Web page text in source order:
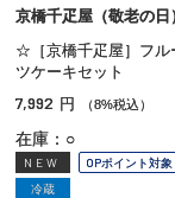
京橋千疋屋（敬老の日
☆［京橋千疋屋］フル
ツケーキセット
7,992 円 （8%税込）
在庫：○
NEW
OPポイント対象
冷蔵